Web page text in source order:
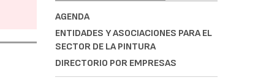
AGENDA
ENTIDADES Y ASOCIACIONES PARA EL
SECTOR DE LA PINTURA
DIRECTORIO POR EMPRESAS